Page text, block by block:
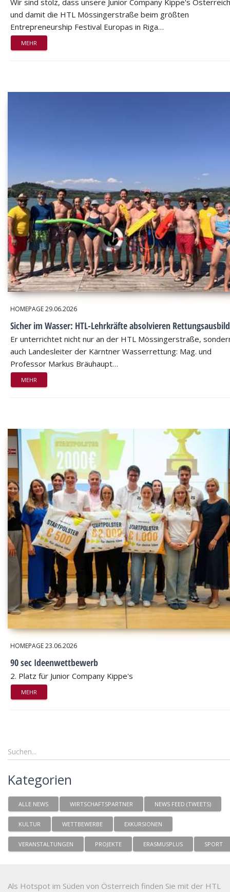
und damit die HTL Mössingerstraße beim größten
Entrepreneurship Festival Europas in Riga…
MEHR
HOMEPAGE29.06.2026
Sicher im Wasser: HTL-Lehrkräfte absolvieren
Er unterrichtet nicht nur an der HTL Mössingerstraße,
auch Landesleiter der Kärntner Wasserrettung: Mag. und
Professor Markus Bräuhaupt…
MEHR
HOMEPAGE23.06.2026
90 sec Ideenwettbewerb
2. Platz für Junior Company Kippe's
MEHR
Kategorien
ALLE NEWS WIRTSCHAFTSPARTNER NEWS FEED (TWEETS)
KULTUR WETTBEWERBE EXKURSIONEN
VERANSTALTUNGEN PROJEKTE ERASMUSPLUS SPORT
Als Hotspot im Süden von Österreich finden Sie mit der HTL